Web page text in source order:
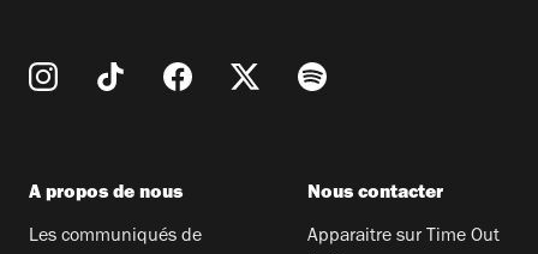
A propos de nous
Les communiqués de
Nous contacter
Apparaitre sur Time Out